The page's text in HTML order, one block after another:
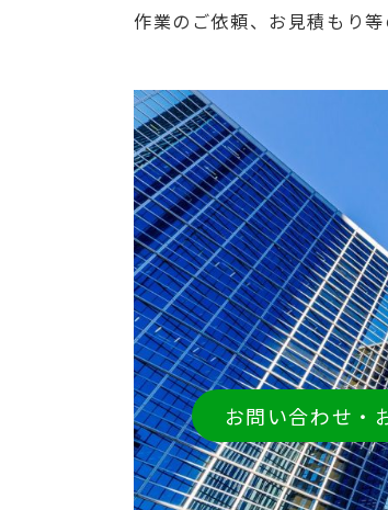
作業のご依頼、お見積もり
お問い合わせ・